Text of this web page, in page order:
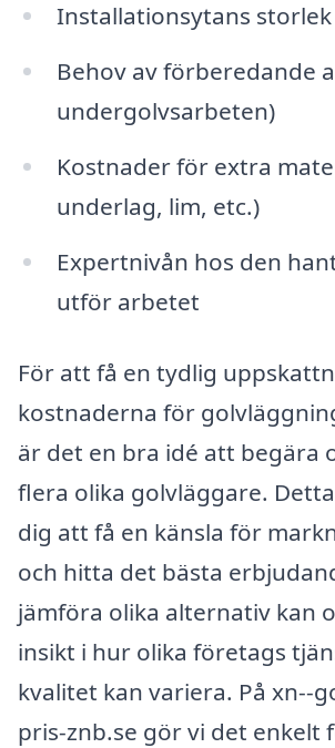
Installationsytans storlek
Behov av förberedande
undergolvsarbeten)
Kostnader för extra
underlag, lim, etc.)
Expertnivån hos den
utför arbetet
För att få en tydlig
kostnaderna för
är det en bra idé att begära
flera olika golvläggare.
dig att få en känsla för
och hitta det bästa
jämföra olika alternativ kan
insikt i hur olika företags
kvalitet kan variera. På xn--
pris-znb.se gör vi det enkelt